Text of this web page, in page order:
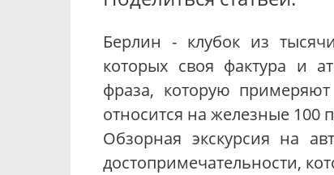
Берлин - клубок из
которых своя фактура и
фраза, которую
относится на железные 100
Обзорная экскурсия на
достопримечательности,